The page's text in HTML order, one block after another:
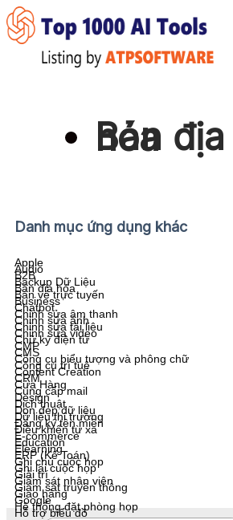
Bản địa hóa
Danh mục ứng dụng khác
Apple
Audio
B2B
Backup Dữ Liệu
Bản địa hóa
Bán vé trực tuyến
Business
Chatbot
Chỉnh sửa âm thanh
Chỉnh sửa ảnh
Chỉnh sửa tài liệu
Chỉnh sửa video
Chữ ký điện tử
CMP
CMS
Công cụ biểu tượng và phông chữ
Công cụ trí tuê
Content Creation
CRM
Cửa Hàng
Cung cấp mail
Design
Dịch thuật
Dọn dẹp dữ liệu
Dữ liệu thị trường
Đăng ký tên miền
Điều khiển từ xa
E-commerce
Education
Elearning
ERP (Kế Toán)
Ghi chú cuộc họp
Ghi lại cuộc họp
Giải trí
Giám sát nhân viên
Giám sát truyền thông
Giao hàng
Google
Hệ thống đặt phòng họp
Hỗ trợ biểu đồ